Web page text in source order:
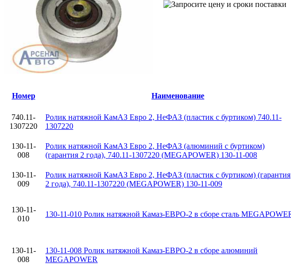
Номер
Наименование
740.11-
1307220
Ролик натяжной КамАЗ Евро 2, НеФАЗ (пластик с буртиком) 740.11-
1307220
130-11-
008
Ролик натяжной КамАЗ Евро 2, НеФАЗ (алюминий с буртиком)
(гарантия 2 года), 740.11-1307220 (MEGAPOWER) 130-11-008
130-11-
009
Ролик натяжной КамАЗ Евро 2, НеФАЗ (пластик с буртиком) (гарантия
2 года), 740.11-1307220 (MEGAPOWER) 130-11-009
130-11-
010
130-11-010 Ролик натяжной Камаз-ЕВРО-2 в сборе сталь
130-11-
008
130-11-008 Ролик натяжной Камаз-ЕВРО-2 в сборе алюминий
MEGAPOWER